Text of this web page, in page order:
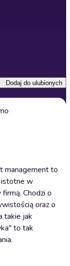
Dodaj do ulubionych
management to
w
Chodzi o
oraz o
takie jak
to tak